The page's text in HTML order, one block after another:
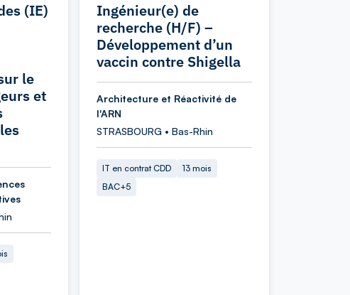
(IE)
le
et
Ingénieur(e) de
recherche (H/F) –
Développement d’un
vaccin contre Shigella
Architecture et Réactivité de
l'ARN
STRASBOURG • Bas-Rhin
IT en contrat CDD
13 mois
BAC+5